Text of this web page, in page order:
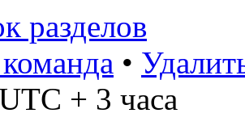
разделов
•
+ 3 часа